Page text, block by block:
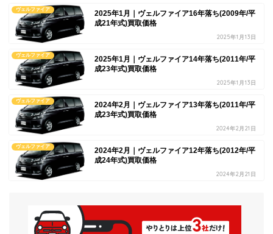
ヴェルファイア
2025年1月｜ヴェルファイア16年落ち(2009年/平
成21年式)買取価格
2025年1月13日
ヴェルファイア
2025年1月｜ヴェルファイア14年落ち(2011年/平
成23年式)買取価格
2025年1月13日
ヴェルファイア
2024年2月｜ヴェルファイア13年落ち(2011年/平
成23年式)買取価格
2024年2月21日
ヴェルファイア
2024年2月｜ヴェルファイア12年落ち(2012年/平
成24年式)買取価格
2024年2月21日